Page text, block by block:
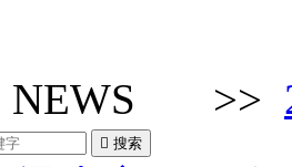
NEWS >>
 搜索